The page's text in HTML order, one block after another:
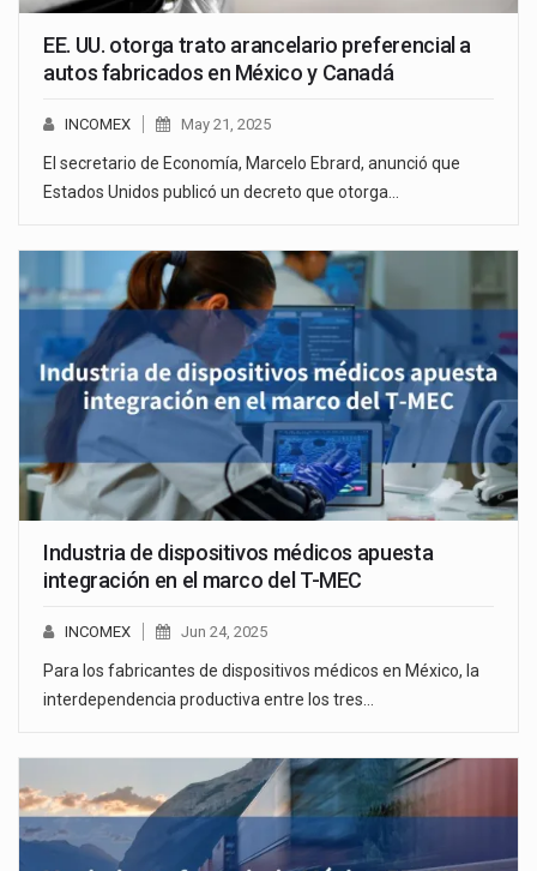
EE. UU. otorga trato arancelario preferencial a
autos fabricados en México y Canadá
INCOMEX May 21, 2025
El secretario de Economía, Marcelo Ebrard, anunció que
Estados Unidos publicó un decreto que otorga…
Industria de dispositivos médicos apuesta
integración en el marco del T-MEC
INCOMEX Jun 24, 2025
Para los fabricantes de dispositivos médicos en México, la
interdependencia productiva entre los tres…